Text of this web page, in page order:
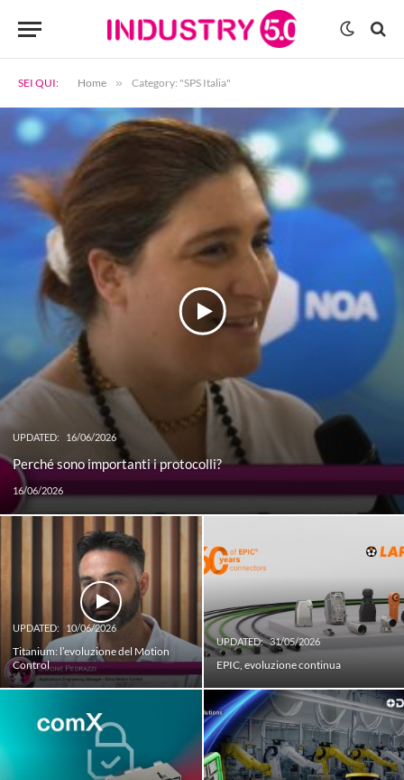
SEI QUI: Home » Category: "SPS Italia"
UPDATED: 16/06/2026
Perché sono importanti i protocolli?
16/06/2026
UPDATED: 10/06/2026
Titanium: l’evoluzione del Motion
Control
UPDATED: 31/05/2026
EPIC, evoluzione continua